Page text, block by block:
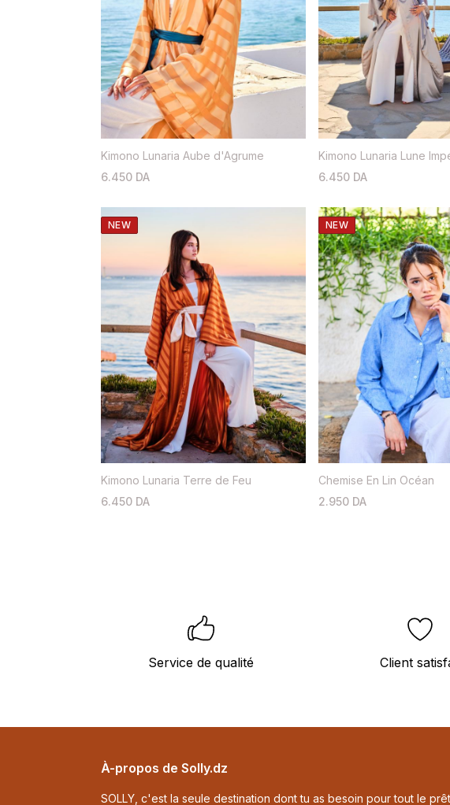
Kimono Lunaria Aube d'Agrume
6.450 DA
Kimono Lunaria Lune
6.450 DA
NEW
Kimono Lunaria Terre de Feu
6.450 DA
NEW
Chemise En Lin Océan
2.950 DA
Service de qualité Client
Footer
À-propos de Solly.dz
SOLLY, c'est la seule destination dont tu as besoin pour tout le